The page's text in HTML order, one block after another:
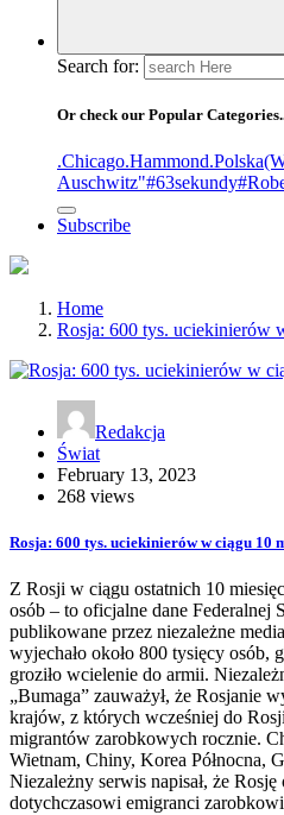
Search for:
Or check our Popular
.Chicago.Hammond.Polska
Auschwitz"#63sekundy
Subscribe
Home
Rosja: 600 tys. uciekinierów
Redakcja
Świat
February 13, 2023
268 views
Rosja: 600 tys. uciekinierów w ciągu 10
Z Rosji w ciągu ostatnich 10
osób – to oficjalne dane Federalnej
publikowane przez niezależne
wyjechało około 800 tysięcy osób,
groziło wcielenie do armii.
„Bumaga” zauważył, że Rosjanie
krajów, z których wcześniej do
migrantów zarobkowych rocznie.
Wietnam, Chiny, Korea Północna,
Niezależny serwis napisał, że Rosję
dotychczasowi emigranci